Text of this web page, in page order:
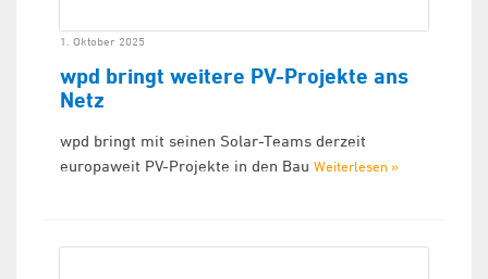
1. Oktober 2025
wpd bringt weitere PV-Projekte ans
Netz
wpd bringt mit seinen Solar-Teams derzeit
europaweit PV-Projekte in den Bau Weiterlesen »